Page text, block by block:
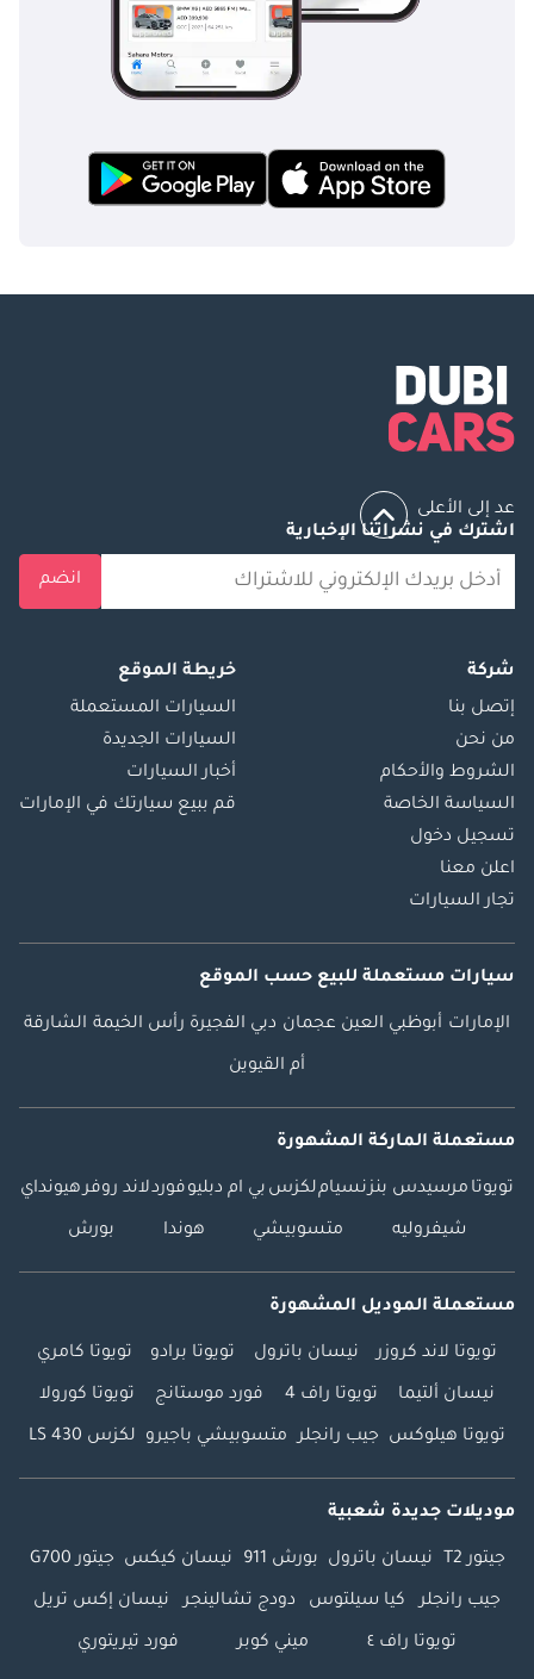
عد إلى الأعلى
اشترك في نشراتنا الإخبارية
انضم
شركة
إتصل بنا
من نحن
الشروط والأحكام
السياسة الخاصة
تسجيل دخول
اعلن معنا
تجار السيارات
خريطة الموقع
السيارات المستعملة
السيارات الجديدة
أخبار السيارات
قم ببيع سيارتك في الإمارات
سيارات مستعملة للبيع حسب الموقع
الإمارات أبوظبي العين عجمان دبي الفجيرة رأس الخيمة الشارقة
أم القيوين
مستعملة الماركة المشهورة
تويوتا مرسيدس بنزنسياملكزس بي ام دبليوفوردلاند روفرهيونداي
شيفروليه متسوبيشي هوندا بورش
مستعملة الموديل المشهورة
تويوتا لاند كروزر نيسان باترول تويوتا برادو تويوتا كامري
نيسان ألتيما تويوتا راف 4 فورد موستانج تويوتا كورولا
تويوتا هيلوكس جيب رانجلر متسوبيشي باجيرو لكزس LS 430
موديلات جديدة شعبية
جيتور T2 نيسان باترول بورش 911 نيسان كيكس جيتور G700
جيب رانجلر كيا سيلتوس دودج تشالينجر نيسان إكس تريل
تويوتا راف ٤ ميني كوبر فورد تيريتوري